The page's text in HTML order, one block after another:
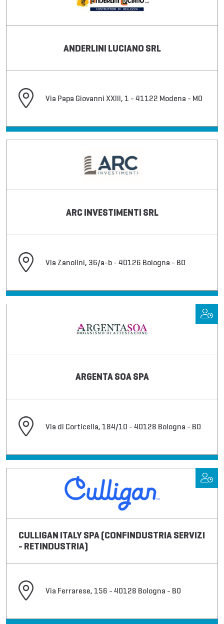
ANDERLINI LUCIANO SRL
Via Papa Giovanni XXIII, 1 - 41122 Modena - MO
ARC INVESTIMENTI SRL
Via Zanolini, 36/a-b - 40126 Bologna - BO
ARGENTA SOA SPA
Via di Corticella, 184/10 - 40128 Bologna - BO
CULLIGAN ITALY SPA (CONFINDUSTRIA SERVIZI
- RETINDUSTRIA)
Via Ferrarese, 156 - 40128 Bologna - BO